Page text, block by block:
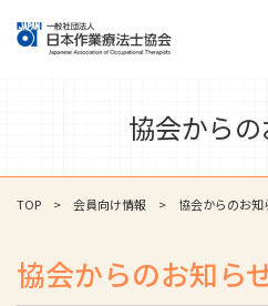
協会から
TOP 会員向け情報 協会からのお知
協会からのお知ら